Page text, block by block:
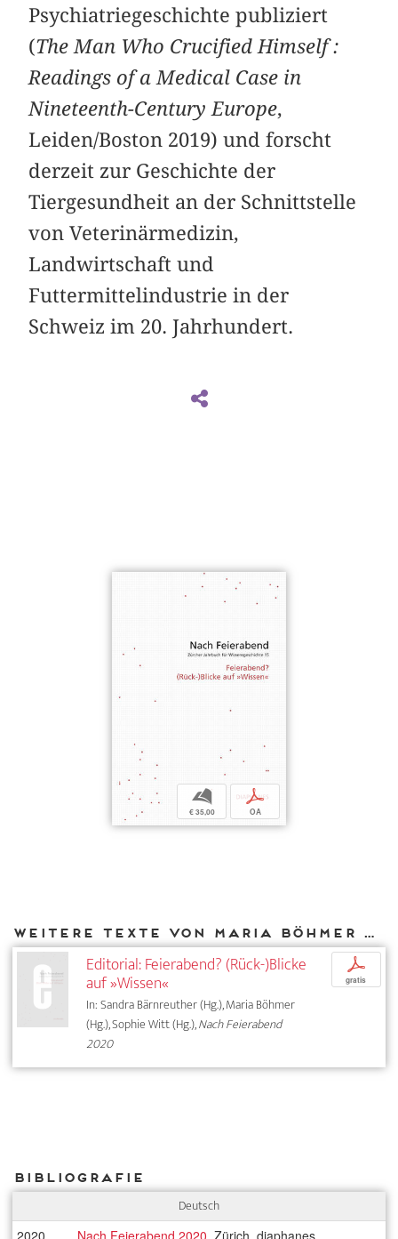
Psychiatriegeschichte publiziert
(The Man Who Crucified Himself :
Readings of a Medical Case in
Nineteenth-Century Europe,
Leiden/Boston 2019) und forscht
derzeit zur Geschichte der
Tiergesundheit an der Schnittstelle
von Veterinärmedizin,
Landwirtschaft und
Futtermittelindustrie in der
Schweiz im 20. Jahrhundert.
b
€ 35,00
p
OA
Weitere Texte von Maria Böhmer bei DIAPHANES
Editorial: Feierabend? (Rück-)Blicke
auf »Wissen«
In: Sandra Bärnreuther (Hg.), Maria Böhmer
(Hg.), Sophie Witt (Hg.),Nach Feierabend
2020
p
gratis
Bibliografie
Deutsch
2020 Nach Feierabend 2020 , Zürich, diaphanes